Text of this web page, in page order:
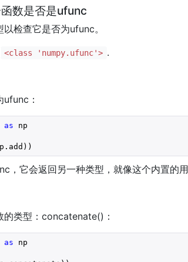
数是否是ufunc
检查它是否为ufunc。
<class 'numpy.ufunc'> .
ufunc：
as np
，它会返回另一种类型，就像这个内置的
的类型：concatenate()：
as np